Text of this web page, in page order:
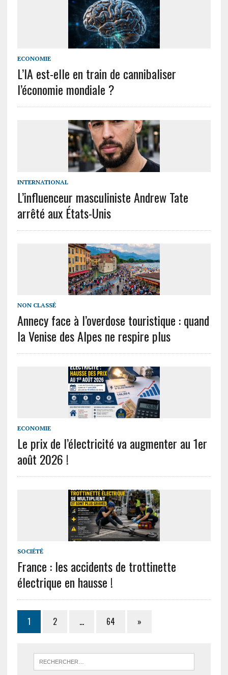
ECONOMIE
L’IA est-elle en train de cannibaliser
l’économie mondiale ?
INTERNATIONAL
L’influenceur masculiniste Andrew Tate
arrêté aux États-Unis
NON CLASSÉ
Annecy face à l’overdose touristique : quand
la Venise des Alpes ne respire plus
ECONOMIE
Le prix de l’électricité va augmenter au 1er
août 2026 !
SOCIÉTÉ
France : les accidents de trottinette
électrique en hausse !
1 2 … 64 »